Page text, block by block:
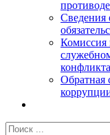
Сведения
Комиссия
Обратная
Результат